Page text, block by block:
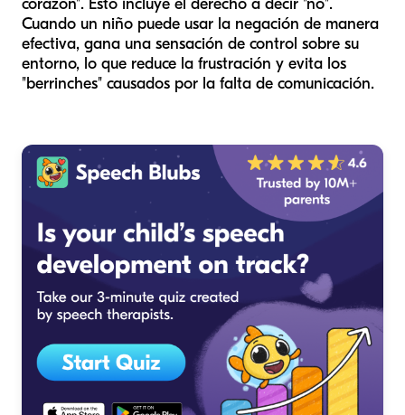
Cuando un niño puede usar la negación de manera
efectiva, gana una sensación de control sobre su
entorno, lo que reduce la frustración y evita los
"berrinches" causados por la falta de comunicación.